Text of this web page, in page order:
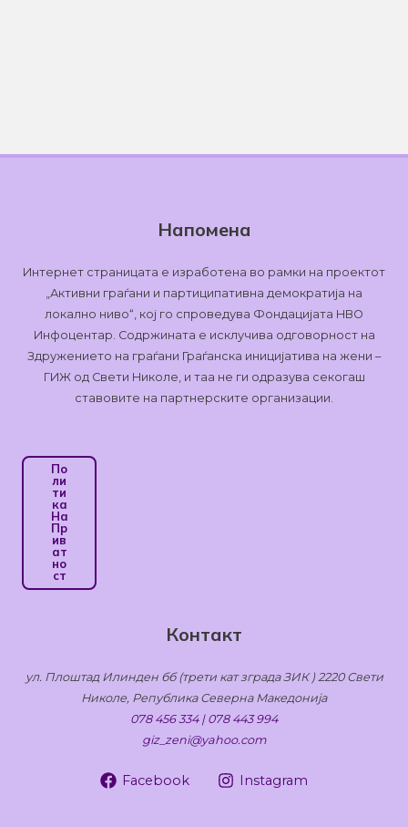
Напомена
Интернет страницата е изработена во рамки на проектот
„Активни граѓани и партиципативна демократија на
локално ниво“, кој го спроведува Фондацијата НВО
Инфоцентар. Содржината е исклучива одговорност на
Здружението на граѓани Граѓанска иницијатива на жени –
ГИЖ од Свети Николе, и таа не ги одразува секогаш
ставовите на партнерските организации.
По
Ли
Ти
Ка
На
Пр
Ив
Ат
Но
Ст
Контакт
ул. Плоштад Илинден бб (трети кат зграда ЗИК ) 2220 Свети
Николе, Република Северна Македонија
078 456 334 | 078 443 994
giz_zeni@yahoo.com
Facebook Instagram